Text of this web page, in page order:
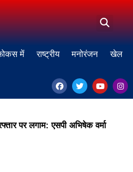
में राष्ट्रीय मनोरंजन खेल
पर लगाम: एसपी अभिषेक वर्मा